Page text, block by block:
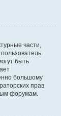
части,
быть
большому
прав
форумам.